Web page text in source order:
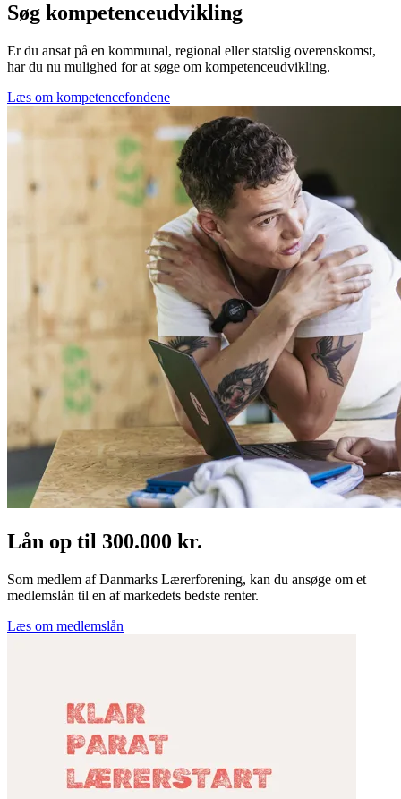
Søg kompetenceudvikling
Er du ansat på en kommunal, regional eller statslig overenskomst,
har du nu mulighed for at søge om kompetenceudvikling.
Læs om kompetencefondene
Lån op til 300.000 kr.
Som medlem af Danmarks Lærerforening, kan du ansøge om et
medlemslån til en af markedets bedste renter.
Læs om medlemslån